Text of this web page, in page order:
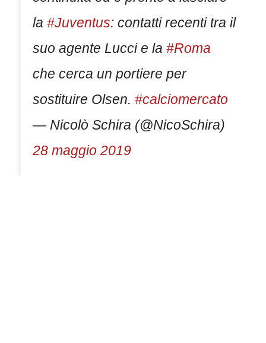
la #Juventus: contatti recenti tra il
suo agente Lucci e la #Roma
che cerca un portiere per
sostituire Olsen.
#calciomercato
— Nicolò Schira (@NicoSchira)
28 maggio 2019